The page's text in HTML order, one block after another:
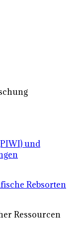
und
Rebsorten
Ressourcen